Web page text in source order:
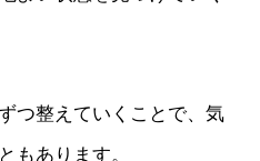
つ整えていくことで、気
もあります。